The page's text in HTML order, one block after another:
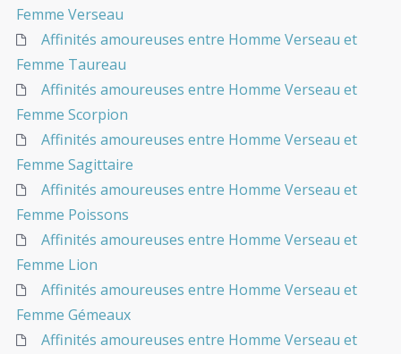
Femme Verseau
Affinités amoureuses entre Homme Verseau et
Femme Taureau
Affinités amoureuses entre Homme Verseau et
Femme Scorpion
Affinités amoureuses entre Homme Verseau et
Femme Sagittaire
Affinités amoureuses entre Homme Verseau et
Femme Poissons
Affinités amoureuses entre Homme Verseau et
Femme Lion
Affinités amoureuses entre Homme Verseau et
Femme Gémeaux
Affinités amoureuses entre Homme Verseau et